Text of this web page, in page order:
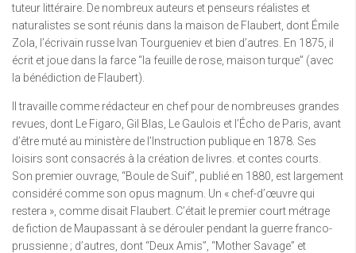
tuteur littéraire. De nombreux auteurs et penseurs réalistes et
naturalistes se sont réunis dans la maison de Flaubert, dont Émile
Zola, l’écrivain russe Ivan Tourgueniev et bien d’autres. En 1875, il
écrit et joue dans la farce “la feuille de rose, maison turque” (avec
la bénédiction de Flaubert).
Il travaille comme rédacteur en chef pour de nombreuses grandes
revues, dont Le Figaro, Gil Blas, Le Gaulois et l’Écho de Paris, avant
d’être muté au ministère de l’Instruction publique en 1878. Ses
loisirs sont consacrés à la création de livres. et contes courts.
Son premier ouvrage, “Boule de Suif”, publié en 1880, est largement
considéré comme son opus magnum. Un « chef-d’œuvre qui
restera », comme disait Flaubert. C’était le premier court métrage
de fiction de Maupassant à se dérouler pendant la guerre franco-
prussienne ; d’autres, dont “Deux Amis”, “Mother Savage” et